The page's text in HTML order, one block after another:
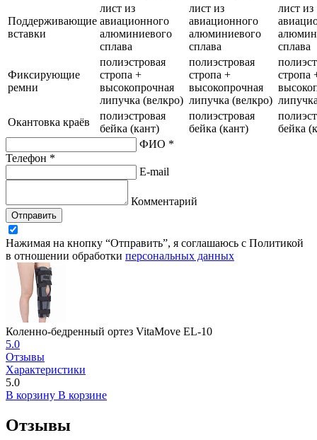
Поддерживающие
вставки
лист из
авиационного
алюминиевого
сплава
лист из
авиационного
алюминиевого
сплава
лист из
сплава
Фиксирующие
ремни
полиэстровая
стропа +
высокопрочная
липучка (велкро)
полиэстровая
стропа +
высокопрочная
липучка (велкро)
стропа
Окантовка краёв
полиэстровая
бейка (кант)
полиэстровая
бейка (кант)
бейка
ФИО *
Телефон *
E-mail
Комментарий
Отправить
Нажимая на кнопку “Отправить”, я соглашаюсь с Политикой
в отношении обработки персональных данных
Коленно-бедренный ортез VitaMove EL-10
5.0
Отзывы
Характеристики
5.0
В корзину В корзине
Отзывы